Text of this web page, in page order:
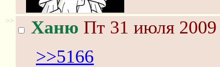
>> Ханю Пт 31 июля
>>5166